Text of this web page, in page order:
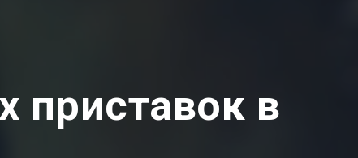
приставок в